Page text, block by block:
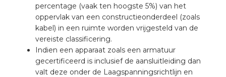
percentage (vaak ten hoogste 5%) van het
oppervlak van een constructieonderdeel (zoals
kabel) in een ruimte worden vrijgesteld van de
vereiste classificering.
Indien een apparaat zoals een armatuur
gecertificeerd is inclusief de aansluitleiding dan
valt deze onder de Laagspanningsrichtlijn en
GST®
RST®